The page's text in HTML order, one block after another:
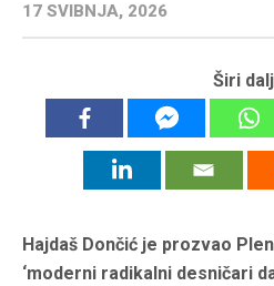
17 SVIBNJA, 2026
Širi
Hajdaš Dončić je prozvao
‘moderni radikalni desničari